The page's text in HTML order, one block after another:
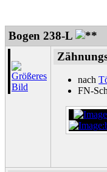
Bogen 238-L
nach
FN-